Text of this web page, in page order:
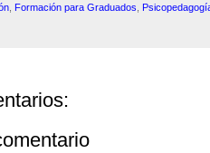
, Formación para Graduados